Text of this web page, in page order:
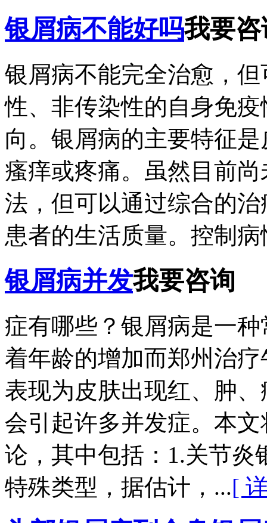
银屑病不能好吗我要咨
银屑病不能完全治愈，
性、非传染性的自身免
向。银屑病的主要特征
瘙痒或疼痛。虽然目前
法，但可以通过综合的
患者的生活质量。控制
银屑病并发我要咨询
症有哪些？银屑病是一
着年龄的增加而郑州治
表现为皮肤出现红、肿
会引起许多并发症。本
论，其中包括：1.关节炎
特殊类型，据估计，...[